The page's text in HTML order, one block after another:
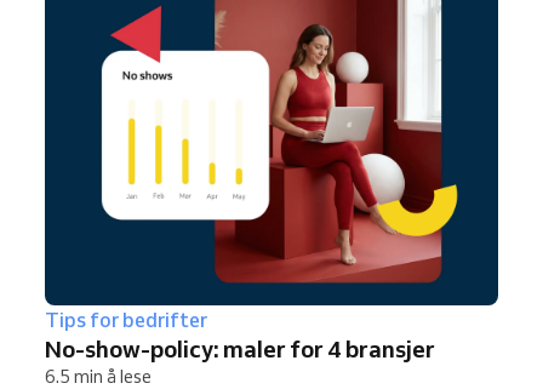
Tips for bedrifter
No-show-policy: maler for 4 bransjer
6.5 min å lese